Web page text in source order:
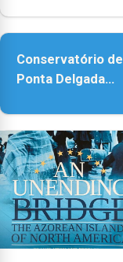
acessibilidade
Conservatório de
Ponta Delgada
novos
instrumentos